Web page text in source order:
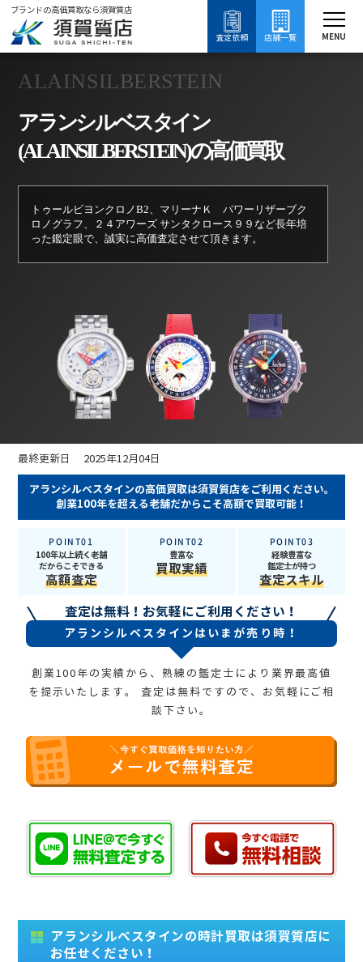
ブランドの高価買取なら須賀質店
査定依頼
店舗一覧 MENU
ブランド買取 時計買取 アランシルベスタイン買取
ALAINSILBERSTEIN
アランシルベスタイン
(ALAINSILBERSTEIN)の高価買取
トゥールビヨンクロノB2、マリーナＫ パワーリザーブク
ロノグラフ、２４アワーズ サンタクロース９９など長年培
った鑑定眼で、誠実に高価査定させて頂きます。
最終更新日 2025年12月04日
アランシルベスタインの高価買取は須賀質店をご利用ください。
創業100年を超える老舗だからこそ高額で買取可能！
POINT01
100年以上続く老舗
だからこそできる
高額査定
POINT02
豊富な
買取実績
POINT03
経験豊富な
鑑定士が持つ
査定スキル
査定は無料！お気軽にご利用ください！
アランシルベスタインはいまが売り時！
創業100年の実績から、熟練の鑑定士により業界最高値
を提示いたします。
査定は無料ですので、お気軽にご相
談下さい。
アランシルベスタインの時計買取は須賀質店に
お任せください！